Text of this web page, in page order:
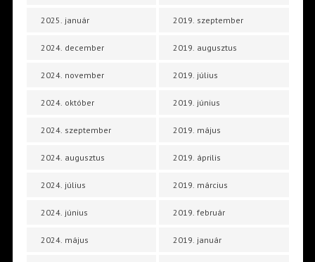
2025. január
2024. december
2024. november
2024. október
2024. szeptember
2024. augusztus
2024. július
2024. június
2024. május
2019. szeptember
2019. augusztus
2019. július
2019. június
2019. május
2019. április
2019. március
2019. február
2019. január